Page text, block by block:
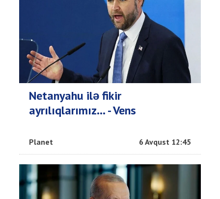
Netanyahu ilə fikir
ayrılıqlarımız… - Vens
Planet 6 Avqust 12:45